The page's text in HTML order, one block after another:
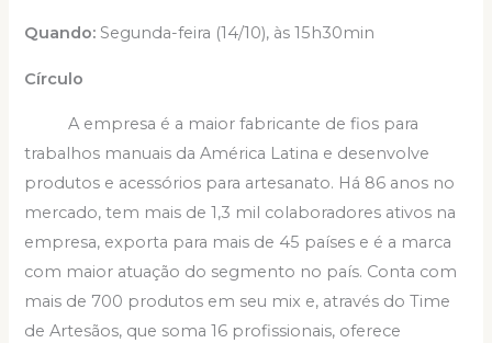
Quando: Segunda-feira (14/10), às 15h30min
Círculo
A empresa é a maior fabricante de fios para
trabalhos manuais da América Latina e desenvolve
produtos e acessórios para artesanato. Há 86 anos no
mercado, tem mais de 1,3 mil colaboradores ativos na
empresa, exporta para mais de 45 países e é a marca
com maior atuação do segmento no país. Conta com
mais de 700 produtos em seu mix e, através do Time
de Artesãos, que soma 16 profissionais, oferece